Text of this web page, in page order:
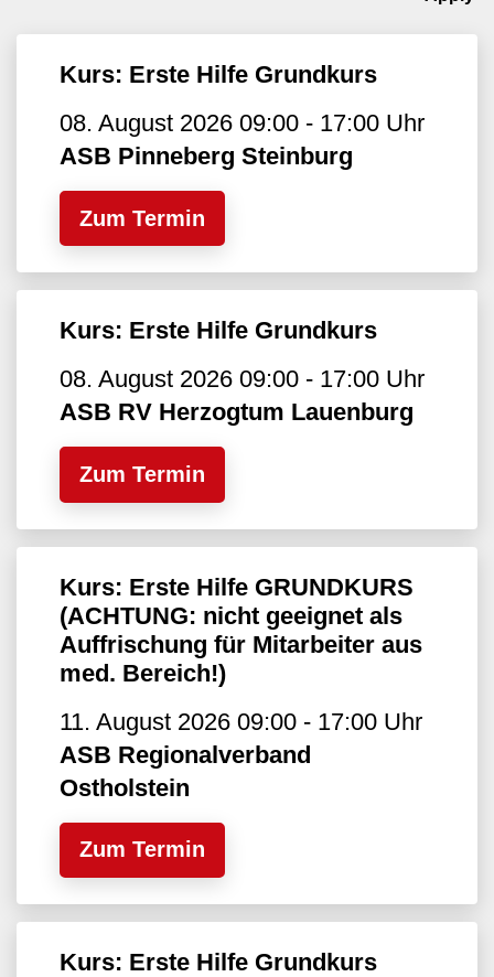
Kurs: Erste Hilfe Grundkurs
08. August 2026 09:00 - 17:00 Uhr
ASB Pinneberg Steinburg
Zum Termin
Kurs: Erste Hilfe Grundkurs
08. August 2026 09:00 - 17:00 Uhr
ASB RV Herzogtum Lauenburg
Zum Termin
Kurs: Erste Hilfe GRUNDKURS
(ACHTUNG: nicht geeignet als
Auffrischung für Mitarbeiter aus
med. Bereich!)
11. August 2026 09:00 - 17:00 Uhr
ASB Regionalverband
Ostholstein
Zum Termin
Kurs: Erste Hilfe Grundkurs